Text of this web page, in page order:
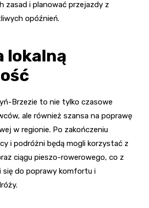
zasad i planować przejazdy z
opóźnień.
lokalną
Brzezie to nie tylko czasowe
ale również szansa na poprawę
w regionie. Po zakończeniu
i podróżni będą mogli korzystać z
ciągu pieszo-rowerowego, co z
się do poprawy komfortu i